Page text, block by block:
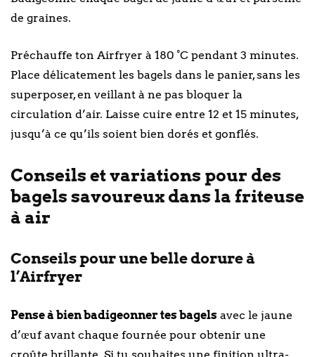
de graines.
Préchauffe ton Airfryer à 180 °C pendant 3 minutes.
Place délicatement les bagels dans le panier, sans les
superposer, en veillant à ne pas bloquer la
circulation d’air. Laisse cuire entre 12 et 15 minutes,
jusqu’à ce qu’ils soient bien dorés et gonflés.
Conseils et variations pour des
bagels savoureux dans la friteuse
à air
Conseils pour une belle dorure à
l’Airfryer
Pense à bien badigeonner tes bagels avec le jaune
d’œuf avant chaque fournée pour obtenir une